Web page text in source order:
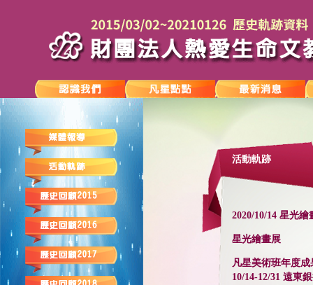
活動軌跡
2020/10/14 星光
星光繪畫展
凡星美術班年度成
10/14-12/31 遠東